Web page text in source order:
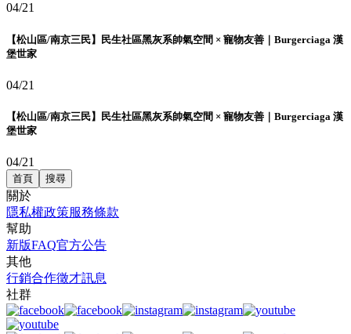
04/21
【松山區/南京三民】民生社區黑灰系帥氣空間 × 寵物友善｜Burgerciaga 漢
堡世家
04/21
【松山區/南京三民】民生社區黑灰系帥氣空間 × 寵物友善｜Burgerciaga 漢
堡世家
04/21
首頁 搜尋
關於
隱私權政策服務條款
幫助
新版FAQ官方公告
其他
行銷合作徵才訊息
社群